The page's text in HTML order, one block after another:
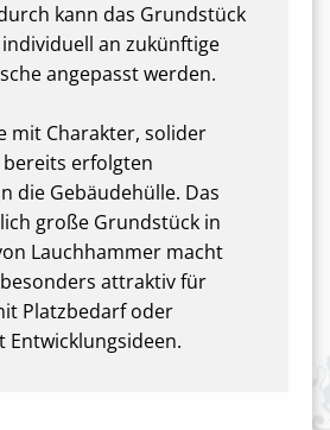
kann das Grundstück
an zukünftige
angepasst werden.
mit Charakter, solider
erfolgten
die Gebäudehülle. Das
große Grundstück in
Lauchhammer macht
attraktiv für
Platzbedarf oder
Entwicklungsideen.